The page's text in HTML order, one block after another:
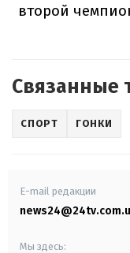
второй
Связанные
СПОРТ ГОНКИ
E-mail редакции
Мы здесь: